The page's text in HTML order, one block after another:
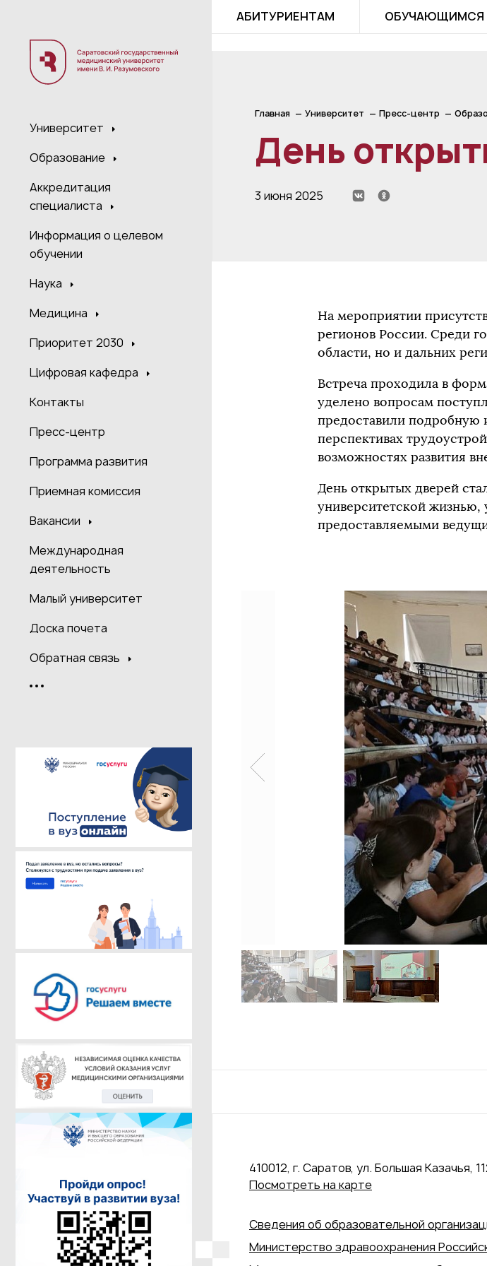
Университет
Образование
Аккредитация
специалиста
Информация о целевом
обучении
Наука
Медицина
Приоритет 2030
Цифровая кафедра
Контакты
Пресс-центр
Программа развития
Приемная комиссия
Вакансии
Международная
деятельность
Малый университет
Доска почета
Обратная связь
АБИТУРИЕНТАМ ОБУЧАЮЩИМСЯ
Главная Университет Пресс-центр
День
3 июня 2025
На мероприятии
регионов России. Среди
области, но и дальних
Встреча проходила в
уделено вопросам
предоставили подробную
перспективах
возможностях развития
День открытых дверей
университетской
предоставляемыми
410012, г. Саратов, ул. Большая Казачья,
Посмотреть на карте
Сведения об образовательной
Министерство здравоохранения